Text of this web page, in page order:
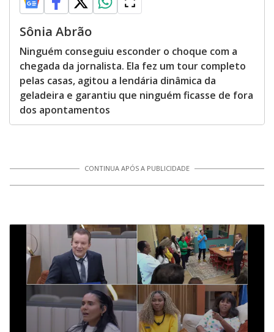
Sônia Abrão
Ninguém conseguiu esconder o choque com a
chegada da jornalista. Ela fez um tour completo
pelas casas, agitou a lendária dinâmica da
geladeira e garantiu que ninguém ficasse de fora
dos apontamentos
CONTINUA APÓS A PUBLICIDADE